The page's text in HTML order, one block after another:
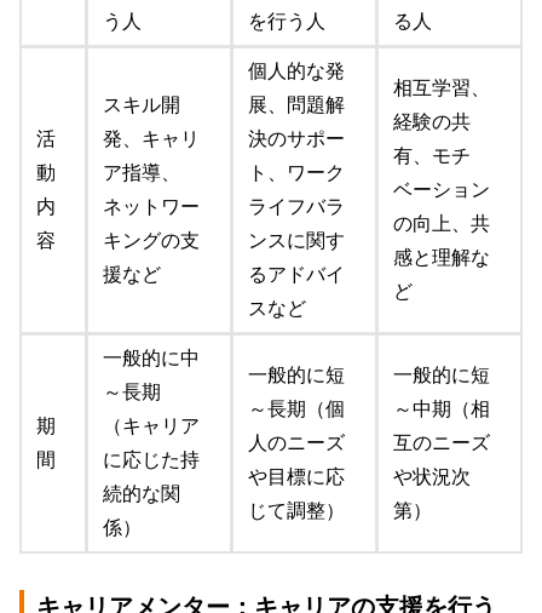
う人
を行う人
る人
活
動
内
容
スキル開
発、キャリ
ア指導、
ネットワー
キングの支
援など
個人的な発
展、問題解
決のサポー
ト、ワーク
ライフバラ
ンスに関す
るアドバイ
スなど
相互学習、
経験の共
有、モチ
ベーション
の向上、共
感と理解な
ど
期
間
一般的に中
～長期
（キャリア
に応じた持
続的な関
係）
一般的に短
～長期（個
人のニーズ
や目標に応
じて調整）
一般的に短
～中期（相
互のニーズ
や状況次
第）
キャリアメンター：キャリアの支援を行う